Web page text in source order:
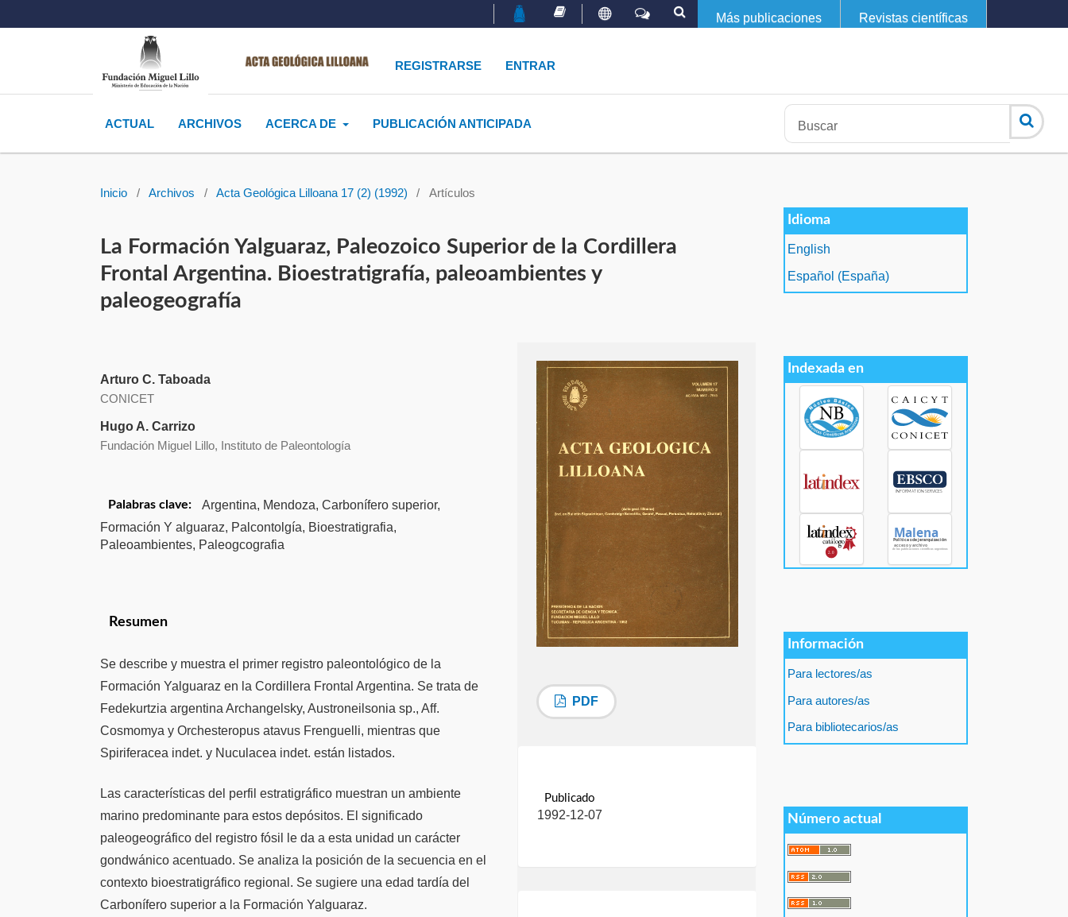
Más publicaciones Revistas científicas
REGISTRARSE ENTRAR
ACTUAL ARCHIVOS ACERCA DE PUBLICACIÓN ANTICIPADA
Inicio / Archivos / Acta Geológica Lilloana 17 (2) (1992) / Artículos
La Formación Yalguaraz, Paleozoico Superior de la Cordillera
Frontal Argentina. Bioestratigrafía, paleoambientes y
paleogeografía
Arturo C. Taboada
CONICET
Hugo A. Carrizo
Fundación Miguel Lillo, Instituto de Paleontología
Palabras clave:
Argentina, Mendoza, Carbonífero superior,
Formación Y alguaraz, Palcontolgía, Bioestratigrafia,
Paleoambientes, Paleogcografia
Resumen
Se describe y muestra el primer registro paleontológico de la
Formación Yalguaraz en la Cordillera Frontal Argentina. Se trata de
Fedekurtzia argentina Archangelsky, Austroneilsonia sp., Aff.
Cosmomya y Orchesteropus atavus Frenguelli, mientras que
Spiriferacea indet. y Nuculacea indet. están listados.
Las características del perfil estratigráfico muestran un ambiente
marino predominante para estos depósitos. El significado
paleogeográfico del registro fósil le da a esta unidad un carácter
gondwánico acentuado. Se analiza la posición de la secuencia en el
contexto bioestratigráfico regional. Se sugiere una edad tardía del
Carbonífero superior a la Formación Yalguaraz.
PDF
Publicado
1992-12-07
Idioma
English
Español (España)
Indexada en
Información
Para lectores/as
Para autores/as
Para bibliotecarios/as
Número actual